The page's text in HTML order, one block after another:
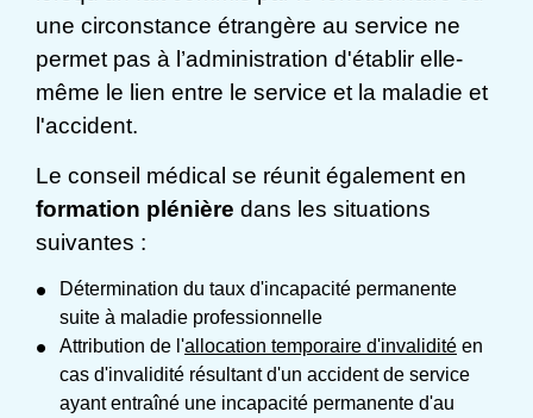
une circonstance étrangère au service ne
permet pas à l’administration d'établir elle-
même le lien entre le service et la maladie et
l'accident.
Le conseil médical se réunit également en
formation plénière dans les situations
suivantes :
Détermination du taux d'incapacité permanente
suite à maladie professionnelle
Attribution de l'allocation temporaire d'invalidité en
cas d'invalidité résultant d'un accident de service
ayant entraîné une incapacité permanente d'au